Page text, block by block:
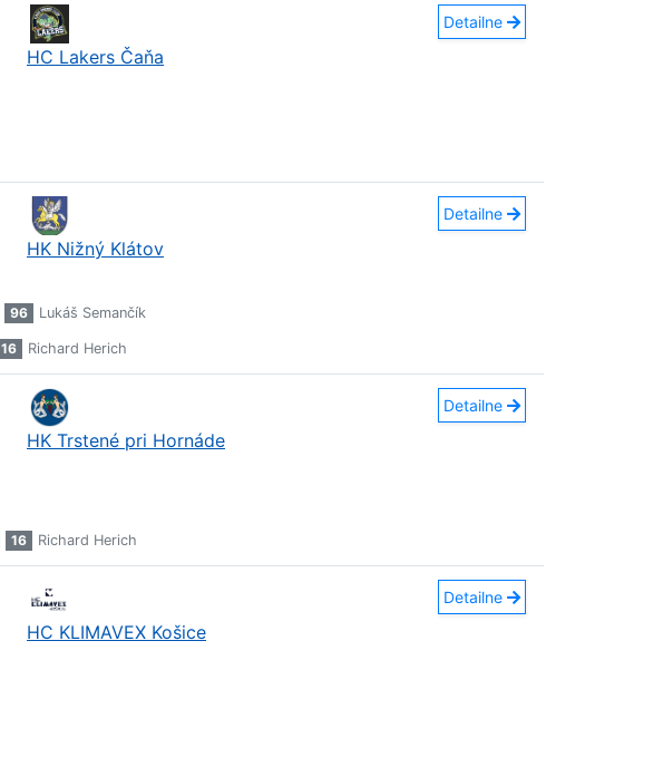
HC Lakers Čaňa
Detailne
HK Nižný Klátov
Detailne
96 Lukáš Semančík
16 Richard Herich
HK Trstené pri Hornáde
Detailne
16 Richard Herich
HC KLIMAVEX Košice
Detailne